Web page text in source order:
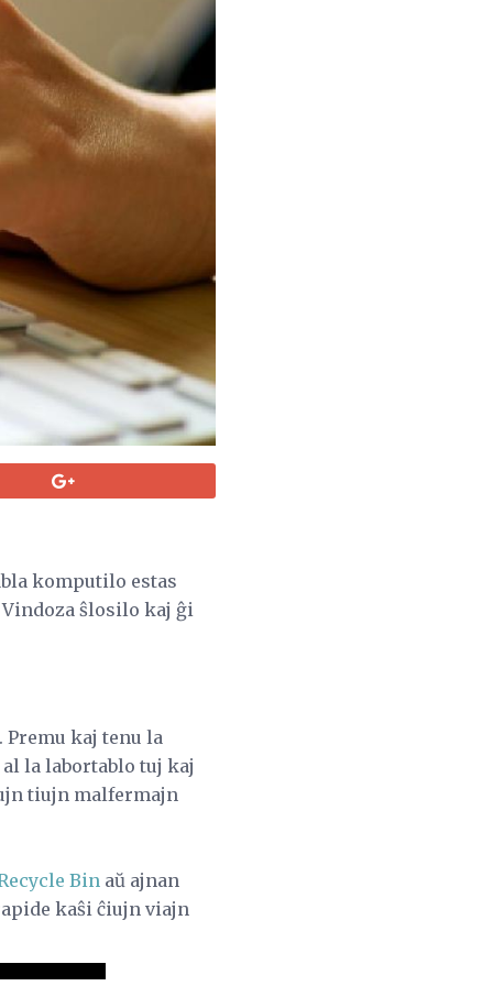
komputilo estas
ŝlosilo kaj ĝi
kaj tenu la
la labortablo tuj kaj
tiujn malfermajn
Bin aŭ ajnan
kaŝi ĉiujn viajn